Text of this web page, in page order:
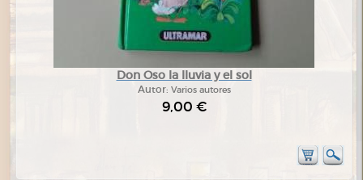
Don Oso la lluvia y el sol
Autor: Varios autores
9,00 €